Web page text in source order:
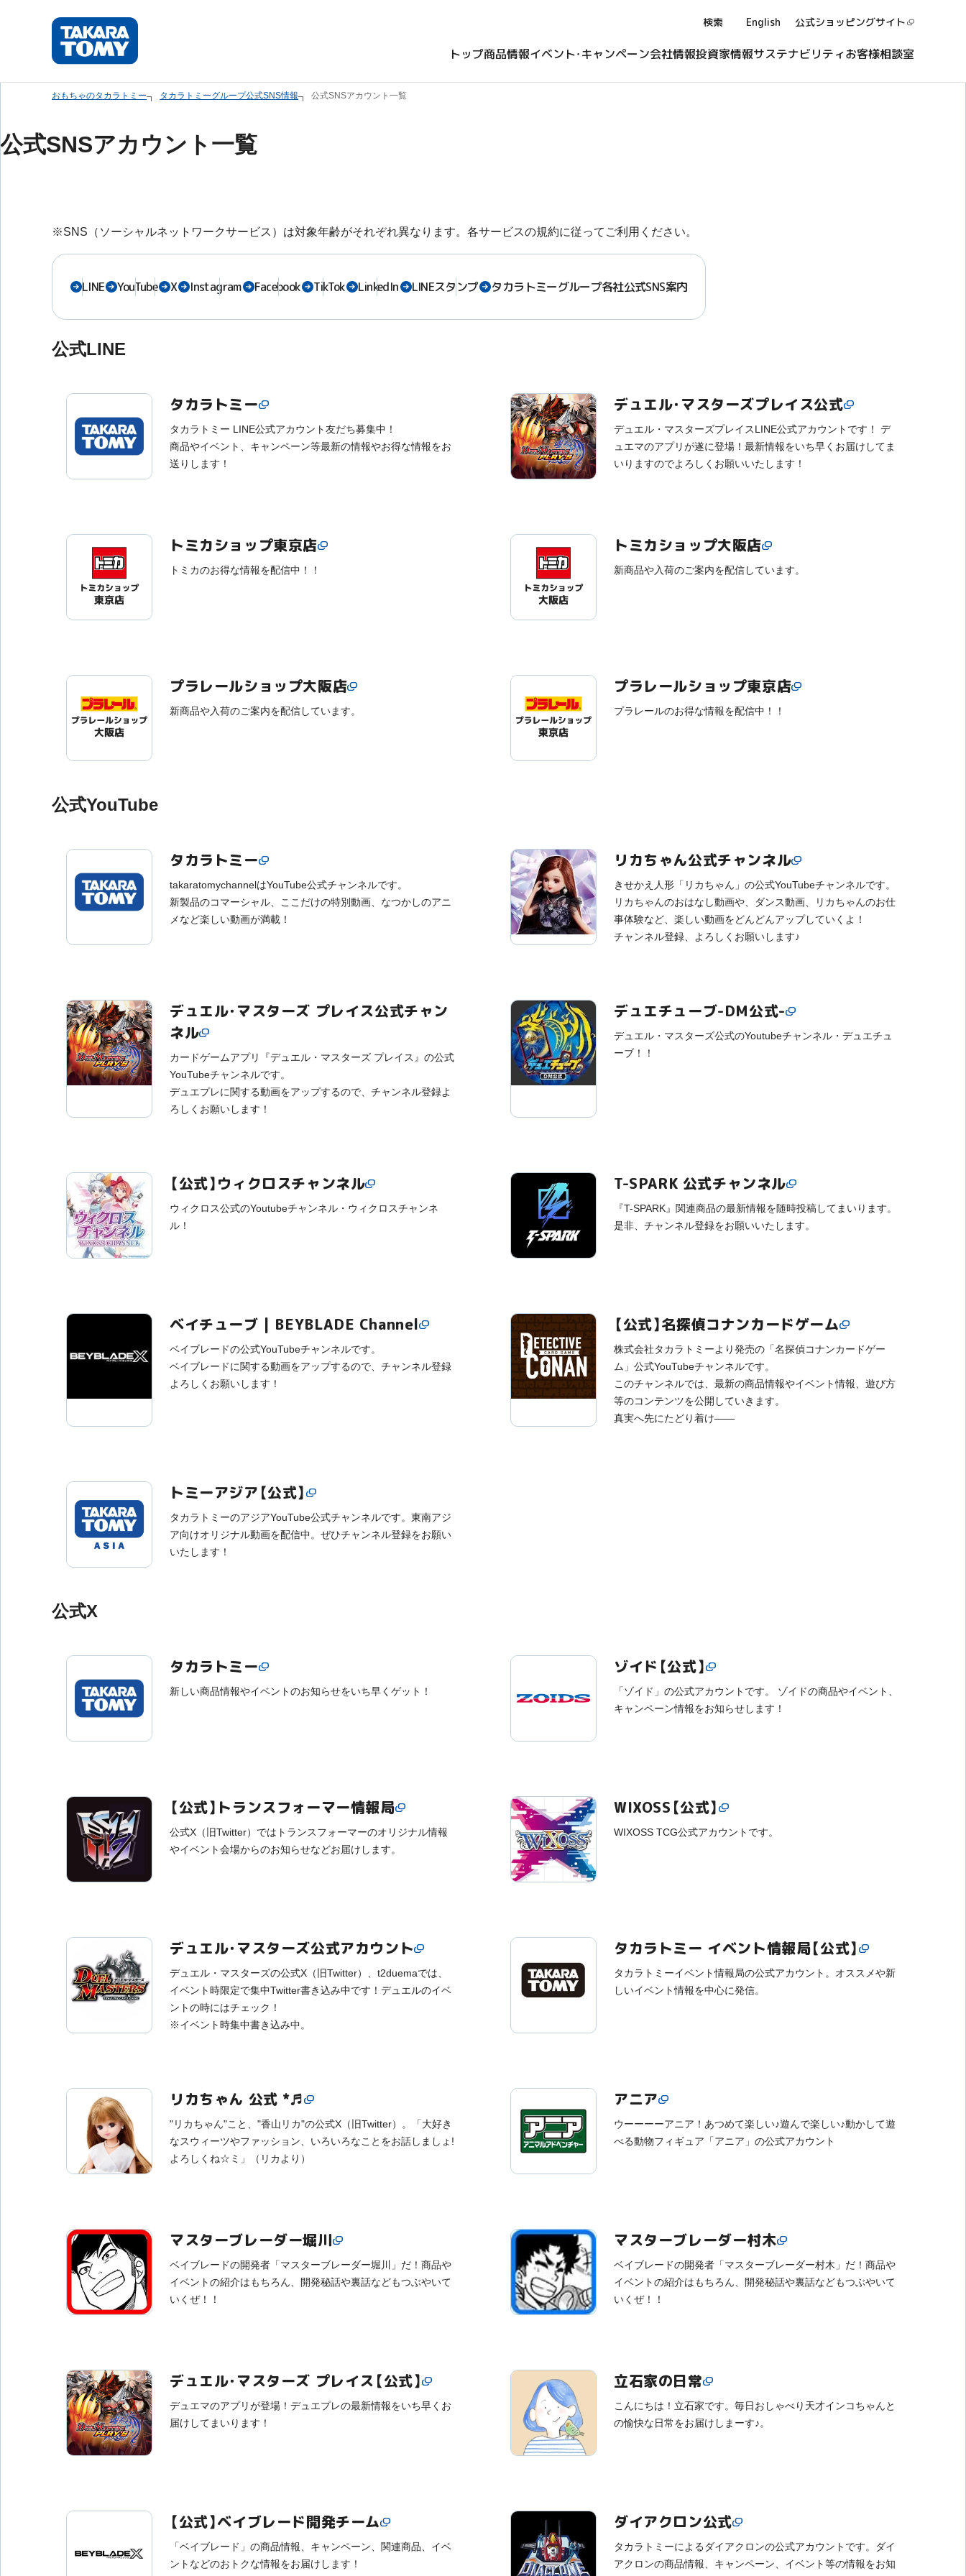
し
検索 English 公式ショッピングサイト
トップ商品情報イベント・キャンペーン会社情報投資家情報サステナビリティお客様相談室
おもちゃのタカラトミー タカラトミーグループ公式SNS情報 公式SNSアカウント一覧
公式SNSアカウント一覧
※SNS（ソーシャルネットワークサービス）は対象年齢がそれぞれ異なります。各サービスの規約に従ってご利用ください。
LINE YouTube X Instagram Facebook TikTok LinkedIn LINEスタンプ タカラトミーグループ各社公式SNS案内
公式LINE
タカラトミー
タカラトミー LINE公式アカウント友だち募集中！
商品やイベント、キャンペーン等最新の情報やお得な情報をお
送りします！
デュエル・マスターズプレイス公式
デュエル・マスターズプレイスLINE公式アカウントです！ デ
ュエマのアプリが遂に登場！最新情報をいち早くお届けしてま
いりますのでよろしくお願いいたします！
トミカショップ東京店
トミカのお得な情報を配信中！！
トミカショップ大阪店
新商品や入荷のご案内を配信しています。
プラレールショップ大阪店
新商品や入荷のご案内を配信しています。
プラレールショップ東京店
プラレールのお得な情報を配信中！！
公式YouTube
タカラトミー
takaratomychannelはYouTube公式チャンネルです。
新製品のコマーシャル、ここだけの特別動画、なつかしのアニ
メなど楽しい動画が満載！
リカちゃん公式チャンネル
きせかえ人形「リカちゃん」の公式YouTubeチャンネルです。
リカちゃんのおはなし動画や、ダンス動画、リカちゃんのお仕
事体験など、楽しい動画をどんどんアップしていくよ！
チャンネル登録、よろしくお願いします♪
デュエル・マスターズ プレイス公式チャン
ネル
カードゲームアプリ『デュエル・マスターズ プレイス』の公式
YouTubeチャンネルです。
デュエプレに関する動画をアップするので、チャンネル登録よ
ろしくお願いします！
デュエチューブ-DM公式-
デュエル・マスターズ公式のYoutubeチャンネル・デュエチュ
ーブ！！
【公式】ウィクロスチャンネル
ウィクロス公式のYoutubeチャンネル・ウィクロスチャンネ
ル！
T-SPARK 公式チャンネル
『T-SPARK』関連商品の最新情報を随時投稿してまいります。
是非、チャンネル登録をお願いいたします。
ベイチューブ | BEYBLADE Channel
ベイブレードの公式YouTubeチャンネルです。
ベイブレードに関する動画をアップするので、チャンネル登録
よろしくお願いします！
【公式】名探偵コナンカードゲーム
株式会社タカラトミーより発売の「名探偵コナンカードゲー
ム」公式YouTubeチャンネルです。
このチャンネルでは、最新の商品情報やイベント情報、遊び方
等のコンテンツを公開していきます。
真実へ先にたどり着け――
トミーアジア【公式】
タカラトミーのアジアYouTube公式チャンネルです。東南アジ
ア向けオリジナル動画を配信中。ぜひチャンネル登録をお願い
いたします！
公式X
タカラトミー
新しい商品情報やイベントのお知らせをいち早くゲット！
ゾイド【公式】
「ゾイド」の公式アカウントです。 ゾイドの商品やイベント、
キャンペーン情報をお知らせします！
【公式】トランスフォーマー情報局
公式X（旧Twitter）ではトランスフォーマーのオリジナル情報
やイベント会場からのお知らせなどお届けします。
WIXOSS【公式】
WIXOSS TCG公式アカウントです。
デュエル・マスターズ公式アカウント
デュエル・マスターズの公式X（旧Twitter）、t2duemaでは、
イベント時限定で集中Twitter書き込み中です！デュエルのイベ
ントの時にはチェック！
※イベント時集中書き込み中。
タカラトミー イベント情報局【公式】
タカラトミーイベント情報局の公式アカウント。オススメや新
しいイベント情報を中心に発信。
リカちゃん 公式 *♬
"リカちゃん"こと、"香山リカ"の公式X（旧Twitter）。「大好き
なスウィーツやファッション、いろいろなことをお話しましょ!
よろしくね☆ミ」（リカより）
アニア
ウーーーーアニア！あつめて楽しい♪遊んで楽しい♪動かして遊
べる動物フィギュア「アニア」の公式アカウント
マスターブレーダー堀川
ベイブレードの開発者「マスターブレーダー堀川」だ！商品や
イベントの紹介はもちろん、開発秘話や裏話などもつぶやいて
いくぜ！！
マスターブレーダー村木
ベイブレードの開発者「マスターブレーダー村木」だ！商品や
イベントの紹介はもちろん、開発秘話や裏話などもつぶやいて
いくぜ！！
デュエル・マスターズ プレイス【公式】
デュエマのアプリが登場！デュエプレの最新情報をいち早くお
届けしてまいります！
立石家の日常
こんにちは！立石家です。毎日おしゃべり天才インコちゃんと
の愉快な日常をお届けしまーす♪。
【公式】ベイブレード開発チーム
「ベイブレード」の商品情報、キャンペーン、関連商品、イベ
ントなどのおトクな情報をお届けします！
ダイアクロン公式
タカラトミーによるダイアクロンの公式アカウントです。ダイ
アクロンの商品情報、キャンペーン、イベント等の情報をお知